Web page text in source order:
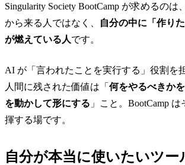
Singularity Society BootCamp が求めるのは
から来る人ではなく、
自分の中に「作り
が燃えている人です。
AI が「言われたことを実行する」役割を
人間に残された価値は「 何をやるべきか
を動かして形にする 」こと。BootCamp
揮する場です。
自分が本当に使いたいツー